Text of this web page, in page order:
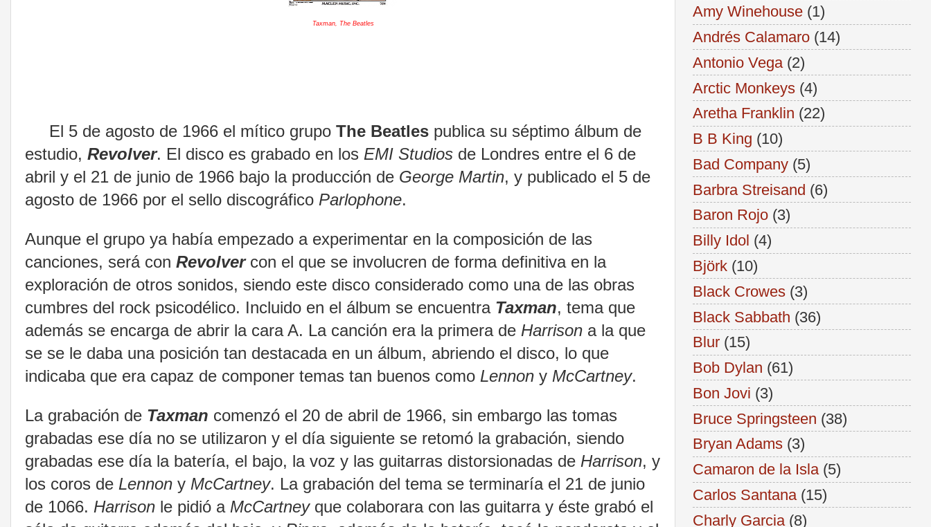
Taxman, The Beatles
El 5 de agosto de 1966 el mítico grupo The Beatles publica su séptimo álbum de
estudio, Revolver. El disco es grabado en los EMI Studios de Londres entre el 6 de
abril y el 21 de junio de 1966 bajo la producción de George Martin, y publicado el 5 de
agosto de 1966 por el sello discográfico Parlophone.
Aunque el grupo ya había empezado a experimentar en la composición de las
canciones, será con Revolvercon el que se involucren de forma definitiva en la
exploración de otros sonidos, siendo este disco considerado como una de las obras
cumbres del rock psicodélico. Incluido en el álbum se encuentra Taxman, tema que
además se encarga de abrir la cara A. La canción era la primera de Harrison a la que
se se le daba una posición tan destacada en un álbum, abriendo el disco, lo que
indicaba que era capaz de componer temas tan buenos como Lennon y McCartney.
La grabación de Taxman comenzó el 20 de abril de 1966, sin embargo las tomas
grabadas ese día no se utilizaron y el día siguiente se retomó la grabación, siendo
grabadas ese día la batería, el bajo, la voz y las guitarras distorsionadas de Harrison, y
los coros de Lennon y McCartney. La grabación del tema se terminaría el 21 de junio
de 1066. Harrison le pidió a McCartneyque colaborara con las guitarra y éste grabó el
Amy Winehouse (1)
Andrés Calamaro (14)
Antonio Vega (2)
Arctic Monkeys (4)
Aretha Franklin (22)
B B King (10)
Bad Company (5)
Barbra Streisand (6)
Baron Rojo (3)
Billy Idol (4)
Björk (10)
Black Crowes (3)
Black Sabbath (36)
Blur (15)
Bob Dylan (61)
Bon Jovi (3)
Bruce Springsteen (38)
Bryan Adams (3)
Camaron de la Isla (5)
Carlos Santana (15)
Charly Garcia (8)